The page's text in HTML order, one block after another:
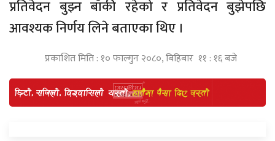
प्रतिवेदन बुझ्न बाँकी रहेको र प्रतिवेदन बुझेपछि
आवश्यक निर्णय लिने बताएका थिए ।
प्रकाशित मिति : १० फाल्गुन २०८०, बिहिबार ११ : १६ बजे